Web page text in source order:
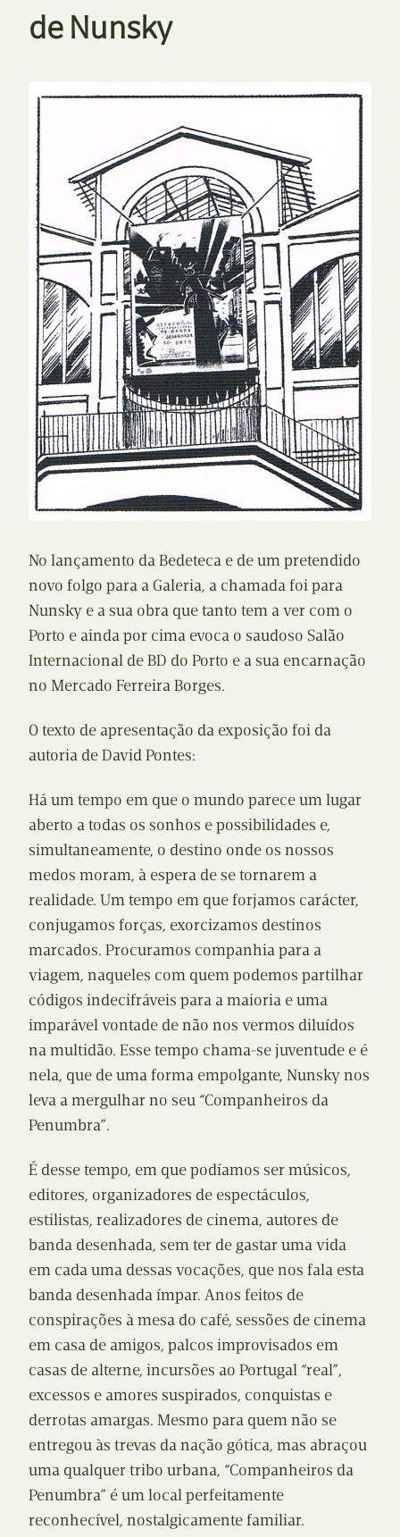
de Nunsky
No lançamento da Bedeteca e de um pretendido
novo folgo para a Galeria, a chamada foi para
Nunsky e a sua obra que tanto tem a ver com o
Porto e ainda por cima evoca o saudoso Salão
Internacional de BD do Porto e a sua encarnação
no Mercado Ferreira Borges.
O texto de apresentação da exposição foi da
autoria de David Pontes:
Há um tempo em que o mundo parece um lugar
aberto a todas os sonhos e possibilidades e,
simultaneamente, o destino onde os nossos
medos moram, à espera de se tornarem a
realidade. Um tempo em que forjamos carácter,
conjugamos forças, exorcizamos destinos
marcados. Procuramos companhia para a
viagem, naqueles com quem podemos partilhar
códigos indecifráveis para a maioria e uma
imparável vontade de não nos vermos diluídos
na multidão. Esse tempo chama-se juventude e é
nela, que de uma forma empolgante, Nunsky nos
leva a mergulhar no seu “Companheiros da
Penumbra”.
É desse tempo, em que podíamos ser músicos,
editores, organizadores de espectáculos,
estilistas, realizadores de cinema, autores de
banda desenhada, sem ter de gastar uma vida
em cada uma dessas vocações, que nos fala esta
banda desenhada ímpar. Anos feitos de
conspirações à mesa do café, sessões de cinema
em casa de amigos, palcos improvisados em
casas de alterne, incursões ao Portugal “real”,
excessos e amores suspirados, conquistas e
derrotas amargas. Mesmo para quem não se
entregou às trevas da nação gótica, mas abraçou
uma qualquer tribo urbana, “Companheiros da
Penumbra” é um local perfeitamente
reconhecível, nostalgicamente familiar.